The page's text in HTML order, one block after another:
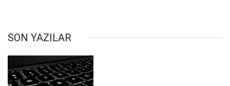
SON YAZILAR